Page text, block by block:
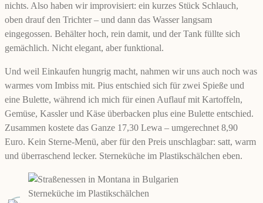
nichts. Also haben wir improvisiert: ein kurzes Stück Schlauch,
oben drauf den Trichter – und dann das Wasser langsam
eingegossen. Behälter hoch, rein damit, und der Tank füllte sich
gemächlich. Nicht elegant, aber funktional.
Und weil Einkaufen hungrig macht, nahmen wir uns auch noch was
warmes vom Imbiss mit. Pius entschied sich für zwei Spieße und
eine Bulette, während ich mich für einen Auflauf mit Kartoffeln,
Gemüse, Kassler und Käse überbacken plus eine Bulette entschied.
Zusammen kostete das Ganze 17,30 Lewa – umgerechnet 8,90
Euro. Kein Sterne-Menü, aber für den Preis unschlagbar: satt, warm
und überraschend lecker. Sterneküche im Plastikschälchen eben.
Sterneküche im Plastikschälchen